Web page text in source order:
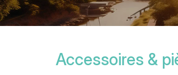
Accessoires &